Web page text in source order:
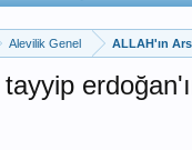
Alevilik Genel ALLAH'ın